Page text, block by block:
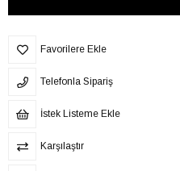
Favorilere Ekle
Telefonla Sipariş
İstek Listeme Ekle
Karşılaştır